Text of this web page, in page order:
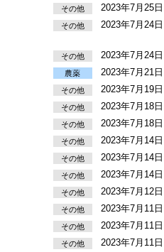
その他 2023年7月25日
その他 2023年7月24日
その他 2023年7月24日
農薬 2023年7月21日
その他 2023年7月19日
その他 2023年7月18日
その他 2023年7月18日
その他 2023年7月14日
その他 2023年7月14日
その他 2023年7月14日
その他 2023年7月12日
その他 2023年7月11日
その他 2023年7月11日
その他 2023年7月11日